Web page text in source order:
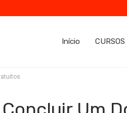
Início CURSOS